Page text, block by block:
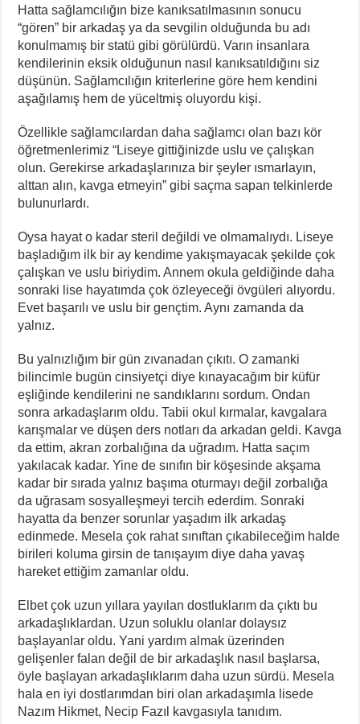
Hatta sağlamcılığın bize kanıksatılmasının sonucu
“gören” bir arkadaş ya da sevgilin olduğunda bu adı
konulmamış bir statü gibi görülürdü. Varın insanlara
kendilerinin eksik olduğunun nasıl kanıksatıldığını siz
düşünün. Sağlamcılığın kriterlerine göre hem kendini
aşağılamış hem de yüceltmiş oluyordu kişi.
Özellikle sağlamcılardan daha sağlamcı olan bazı kör
öğretmenlerimiz “Liseye gittiğinizde uslu ve çalışkan
olun. Gerekirse arkadaşlarınıza bir şeyler ısmarlayın,
alttan alın, kavga etmeyin” gibi saçma sapan telkinlerde
bulunurlardı.
Oysa hayat o kadar steril değildi ve olmamalıydı. Liseye
başladığım ilk bir ay kendime yakışmayacak şekilde çok
çalışkan ve uslu biriydim. Annem okula geldiğinde daha
sonraki lise hayatımda çok özleyeceği övgüleri alıyordu.
Evet başarılı ve uslu bir gençtim. Aynı zamanda da
yalnız.
Bu yalnızlığım bir gün zıvanadan çıkıtı. O zamanki
bilincimle bugün cinsiyetçi diye kınayacağım bir küfür
eşliğinde kendilerini ne sandıklarını sordum. Ondan
sonra arkadaşlarım oldu. Tabii okul kırmalar, kavgalara
karışmalar ve düşen ders notları da arkadan geldi. Kavga
da ettim, akran zorbalığına da uğradım. Hatta saçım
yakılacak kadar. Yine de sınıfın bir köşesinde akşama
kadar bir sırada yalnız başıma oturmayı değil zorbalığa
da uğrasam sosyalleşmeyi tercih ederdim. Sonraki
hayatta da benzer sorunlar yaşadım ilk arkadaş
edinmede. Mesela çok rahat sınıftan çıkabileceğim halde
birileri koluma girsin de tanışayım diye daha yavaş
hareket ettiğim zamanlar oldu.
Elbet çok uzun yıllara yayılan dostluklarım da çıktı bu
arkadaşlıklardan. Uzun soluklu olanlar dolaysız
başlayanlar oldu. Yani yardım almak üzerinden
gelişenler falan değil de bir arkadaşlık nasıl başlarsa,
öyle başlayan arkadaşlıklarım daha uzun sürdü. Mesela
hala en iyi dostlarımdan biri olan arkadaşımla lisede
Nazım Hikmet, Necip Fazıl kavgasıyla tanıdım.